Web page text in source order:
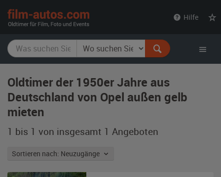
Hilfe
Oldtimer der 1950er Jahre aus
Deutschland von Opel außen gelb
mieten
1 bis 1 von insgesamt 1 Angeboten
Sortieren nach: Neuzugänge